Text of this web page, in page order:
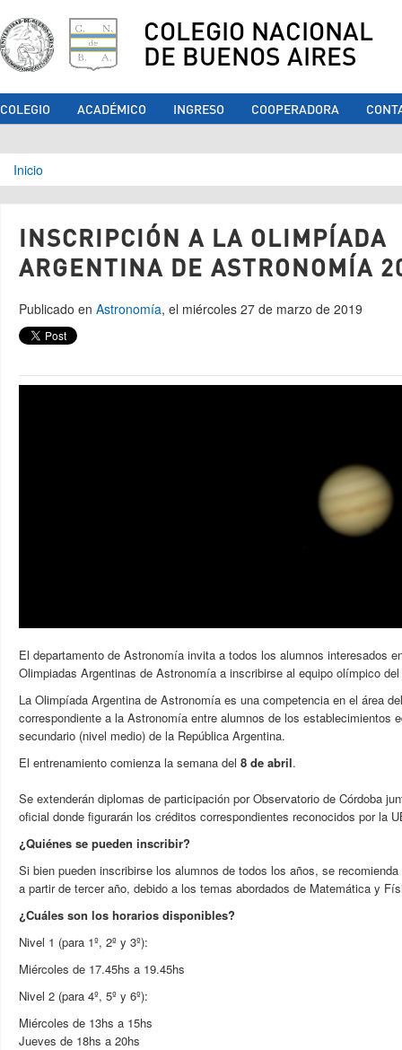
COLEGIO NACIONAL
DE BUENOS AIRES
COLEGIO ACADÉMICO INGRESO COOPERADORA
Se encuentra usted aquí
Inicio
INSCRIPCIÓN A LA OLIMPÍADA
ARGENTINA DE ASTRONOMÍA
Publicado en Astronomía, el miércoles 27 de marzo de 2019
El departamento de Astronomía invita a todos los alumnos interesados
Olimpiadas Argentinas de Astronomía a inscribirse al equipo olímpico
La Olimpíada Argentina de Astronomía es una competencia en el área
correspondiente a la Astronomía entre alumnos de los establecimientos
secundario (nivel medio) de la República Argentina.
El entrenamiento comienza la semana del 8 de abril.
Se extenderán diplomas de participación por Observatorio de Córdoba
oficial donde figurarán los créditos correspondientes reconocidos por la
¿Quiénes se pueden inscribir?
Si bien pueden inscribirse los alumnos de todos los años, se
a partir de tercer año, debido a los temas abordados de Matemática y
¿Cuáles son los horarios disponibles?
Nivel 1 (para 1º, 2º y 3º):
Miércoles de 17.45hs a 19.45hs
Nivel 2 (para 4º, 5º y 6º):
Miércoles de 13hs a 15hs
Jueves de 18hs a 20hs